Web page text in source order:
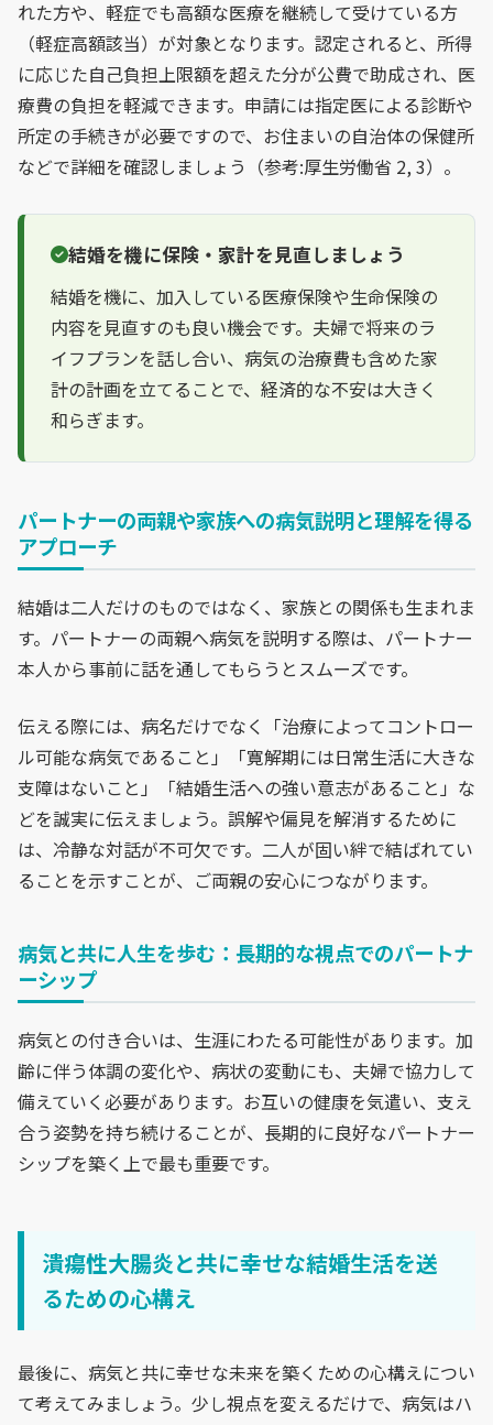
れた方や、軽症でも高額な医療を継続して受けている方
（軽症高額該当）が対象となります。認定されると、所得
に応じた自己負担上限額を超えた分が公費で助成され、医
療費の負担を軽減できます。申請には指定医による診断や
所定の手続きが必要ですので、お住まいの自治体の保健所
などで詳細を確認しましょう（参考:厚生労働省 2, 3）。
結婚を機に保険・家計を見直しましょう
結婚を機に、加入している医療保険や生命保険の
内容を見直すのも良い機会です。夫婦で将来のラ
イフプランを話し合い、病気の治療費も含めた家
計の計画を立てることで、経済的な不安は大きく
和らぎます。
パートナーの両親や家族への病気説明と理解を得る
アプローチ
結婚は二人だけのものではなく、家族との関係も生まれま
す。パートナーの両親へ病気を説明する際は、パートナー
本人から事前に話を通してもらうとスムーズです。
伝える際には、病名だけでなく「治療によってコントロー
ル可能な病気であること」「寛解期には日常生活に大きな
支障はないこと」「結婚生活への強い意志があること」な
どを誠実に伝えましょう。誤解や偏見を解消するために
は、冷静な対話が不可欠です。二人が固い絆で結ばれてい
ることを示すことが、ご両親の安心につながります。
病気と共に人生を歩む：長期的な視点でのパートナ
ーシップ
病気との付き合いは、生涯にわたる可能性があります。加
齢に伴う体調の変化や、病状の変動にも、夫婦で協力して
備えていく必要があります。お互いの健康を気遣い、支え
合う姿勢を持ち続けることが、長期的に良好なパートナー
シップを築く上で最も重要です。
潰瘍性大腸炎と共に幸せな結婚生活を送
るための心構え
最後に、病気と共に幸せな未来を築くための心構えについ
て考えてみましょう。少し視点を変えるだけで、病気はハ